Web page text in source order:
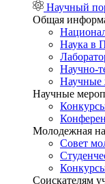
Научный
Общая
Наука в
Научно-
Научные
Научные
Молодежная
Совет
Соискателям